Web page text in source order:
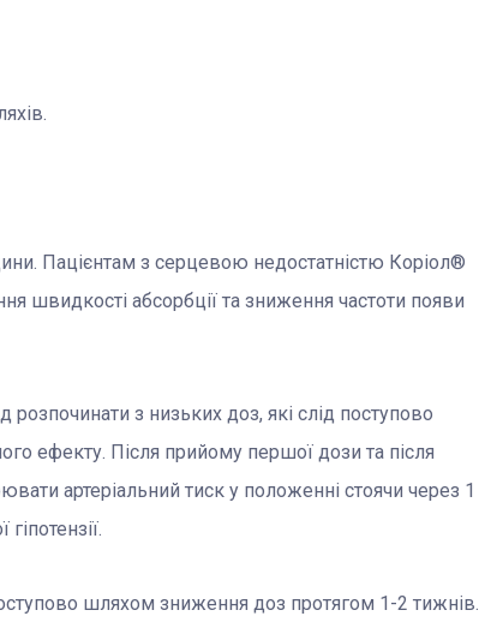
Пацієнтам з серцевою недостатністю Коріол®
швидкості абсорбції та зниження частоти появи
розпочинати з низьких доз, які слід поступово
ефекту. Після прийому першої дози та після
артеріальний тиск у положенні стоячи через 1
шляхом зниження доз протягом 1-2 тижнів.